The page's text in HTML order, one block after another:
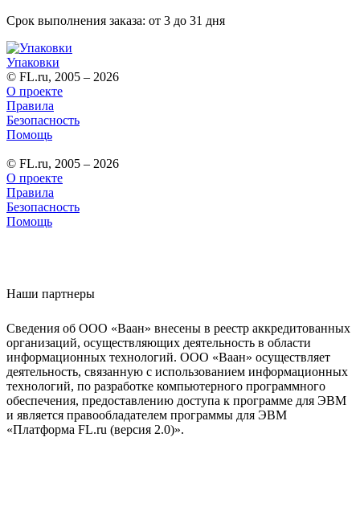
Срок выполнения заказа: от 3 до 31 дня
Упаковки
© FL.ru, 2005 – 2026
О проекте
Правила
Безопасность
Помощь
© FL.ru, 2005 – 2026
О проекте
Правила
Безопасность
Помощь
Наши партнеры
Сведения об ООО «Ваан» внесены в реестр аккредитованных
организаций, осуществляющих деятельность в области
информационных технологий. ООО «Ваан» осуществляет
деятельность, связанную с использованием информационных
технологий, по разработке компьютерного программного
обеспечения, предоставлению доступа к программе для ЭВМ
и является правообладателем программы для ЭВМ
«Платформа FL.ru (версия 2.0)».